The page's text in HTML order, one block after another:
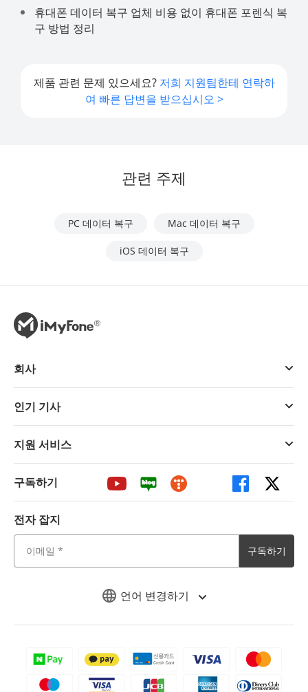
휴대폰 데이터 복구 업체 비용 없이 휴대폰 포렌식 복
구 방법 정리
제품 관련 문제 있으세요? 저희 지원팀한테 연락하
여 빠른 답변을 받으십시오 >
관련 주제
PC 데이터 복구 Mac 데이터 복구
iOS 데이터 복구
언어 변경하기
회사
인기 기사
지원 서비스
구독하기
전자 잡지
구독하기